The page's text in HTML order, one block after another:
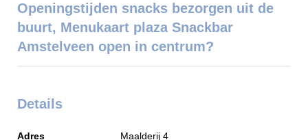
Openingstijden snacks bezorgen uit de
buurt, Menukaart plaza Snackbar
Amstelveen open in centrum?
Details
Adres
Maalderij 4